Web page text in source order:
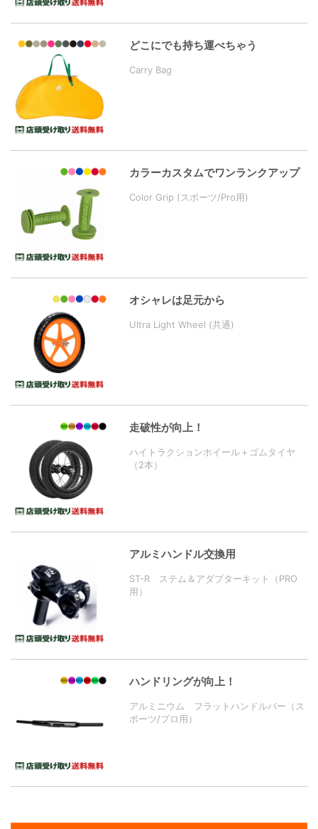
どこにでも持ち運べちゃう
Carry Bag
カラーカスタムでワンランクアップ
Color Grip (スポーツ/Pro用)
オシャレは足元から
Ultra Light Wheel (共通)
走破性が向上！
ハイトラクションホイール＋ゴムタイヤ
（2本）
アルミハンドル交換用
ST-R ステム＆アダプターキット（PRO
用）
ハンドリングが向上！
アルミニウム フラットハンドルバー（ス
ポーツ/プロ用）